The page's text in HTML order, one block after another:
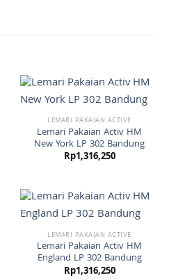
LEMARI PAKAIAN ACTIVE
Lemari Pakaian Activ HM
New York LP 302 Bandung
Rp1,316,250
LEMARI PAKAIAN ACTIVE
Lemari Pakaian Activ HM
England LP 302 Bandung
Rp1,316,250